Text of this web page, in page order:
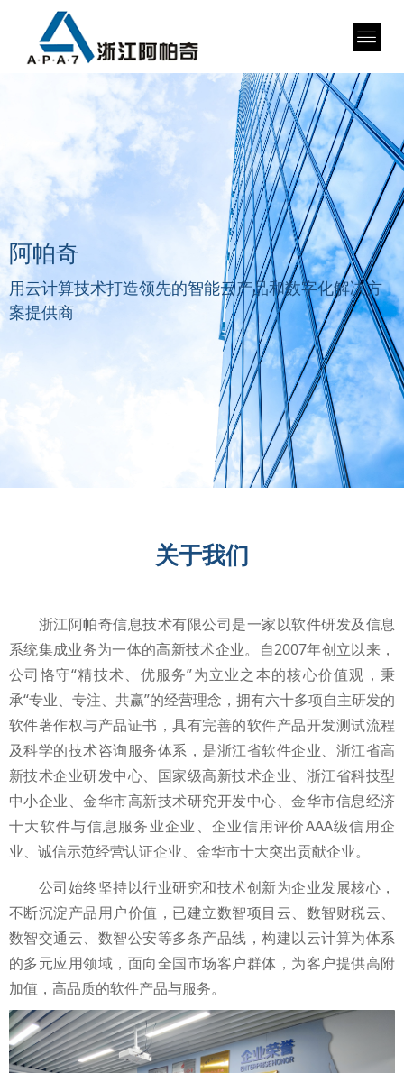
关于我们
浙江阿帕奇信息技术有限公司是一家以软件研发及信息
系统集成业务为一体的高新技术企业。自2007年创立以来，
公司恪守“精技术、优服务”为立业之本的核心价值观，秉
承“专业、专注、共赢”的经营理念，拥有六十多项自主研发的
软件著作权与产品证书，具有完善的软件产品开发测试流程
及科学的技术咨询服务体系，是浙江省软件企业、浙江省高
新技术企业研发中心、国家级高新技术企业、浙江省科技型
中小企业、金华市高新技术研究开发中心、金华市信息经济
十大软件与信息服务业企业、企业信用评价AAA级信用企
业、诚信示范经营认证企业、金华市十大突出贡献企业。
公司始终坚持以行业研究和技术创新为企业发展核心，
不断沉淀产品用户价值，已建立数智项目云、数智财税云、
数智交通云、数智公安等多条产品线，构建以云计算为体系
的多元应用领域，面向全国市场客户群体，为客户提供高附
加值，高品质的软件产品与服务。
阿帕奇
用云计算技术打造领先的智能云产品和数字化解决方
案提供商